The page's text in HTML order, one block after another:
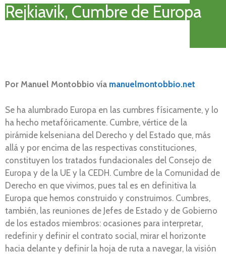
Rejkiavik, Cumbre de Europa
Por Manuel Montobbio vía manuelmontobbio.net
Se ha alumbrado Europa en las cumbres físicamente, y lo
ha hecho metafóricamente. Cumbre, vértice de la
pirámide kelseniana del Derecho y del Estado que, más
allá y por encima de las respectivas constituciones,
constituyen los tratados fundacionales del Consejo de
Europa y de la UE y la CEDH. Cumbre de la Comunidad de
Derecho en que vivimos, pues tal es en definitiva la
Europa que hemos construido y construimos. Cumbres,
también, las reuniones de Jefes de Estado y de Gobierno
de los estados miembros: ocasiones para interpretar,
redefinir y definir el contrato social, mirar el horizonte
hacia delante y definir la hoja de ruta a navegar, la visión